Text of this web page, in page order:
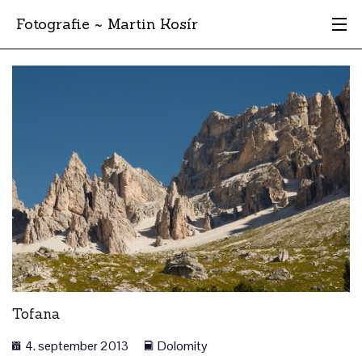
Fotografie ~ Martin Kosír
Moje obľúbené
Archív
Vyhľadávanie
Tofana
4. september 2013
Dolomity